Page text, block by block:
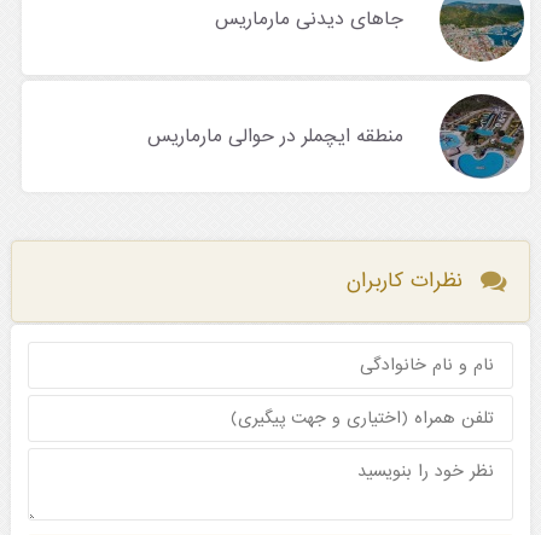
جاهای دیدنی مارماریس
منطقه ایچملر در حوالی مارماریس
نظرات کاربران